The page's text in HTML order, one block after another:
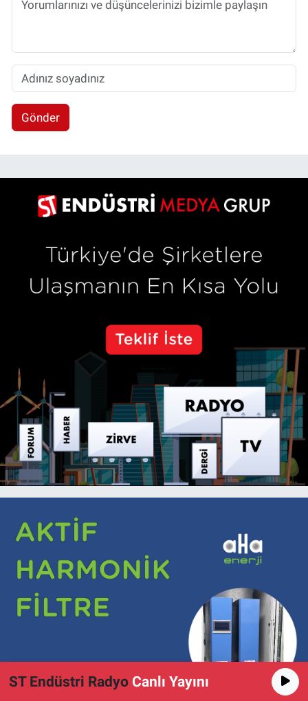
Gönder
ST Endüstri Radyo Canlı Yayını